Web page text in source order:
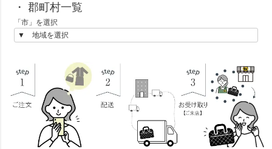
・ 郡町村一覧
「市」を選択